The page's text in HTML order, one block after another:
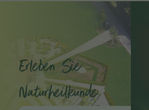
Erleben Sie
Naturheilkunde